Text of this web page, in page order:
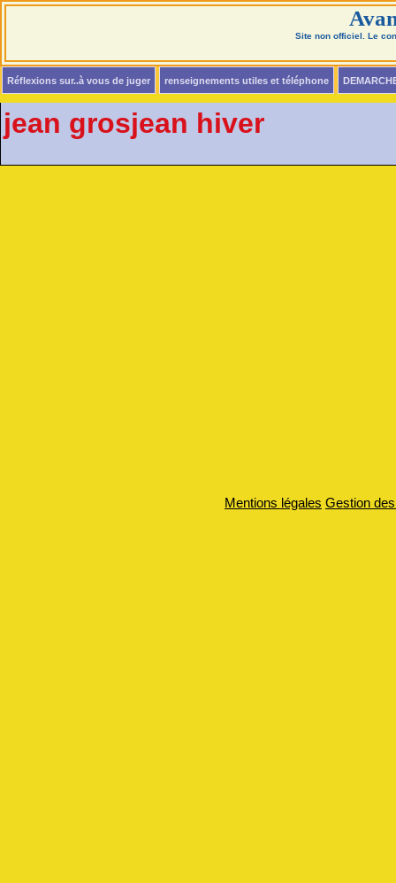
Site non officiel. Le
Réflexions sur..à vous de juger renseignements utiles et téléphone
jean grosjean hiver
Mentions légales Gestion